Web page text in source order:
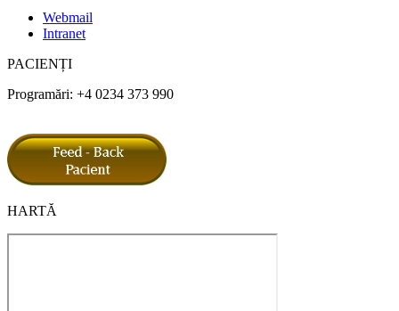
Webmail
Intranet
PACIENȚI
Programări: +4 0234 373 990
HARTĂ